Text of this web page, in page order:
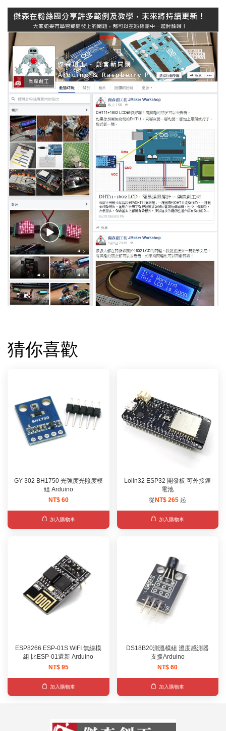
猜你喜歡
GY-302 BH1750 光強度光照度模
組 Arduino
NT$ 60
加入購物車
Lolin32 ESP32 開發板 可外接鋰
電池
從NT$ 265 起
加入購物車
ESP8266 ESP-01S WIFI 無線模
組 比ESP-01還新 Arduino
NT$ 95
加入購物車
DS18B20測溫模組 溫度感測器
支援Arduino
NT$ 60
加入購物車